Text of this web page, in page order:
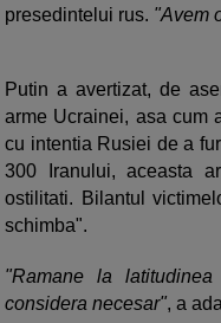
presedintelui rus. "Avem
Putin a avertizat, de
arme Ucrainei, asa cum
cu intentia Rusiei de a
300 Iranului, aceasta
ostilitati. Bilantul
schimba".
"Ramane la
considera necesar", a